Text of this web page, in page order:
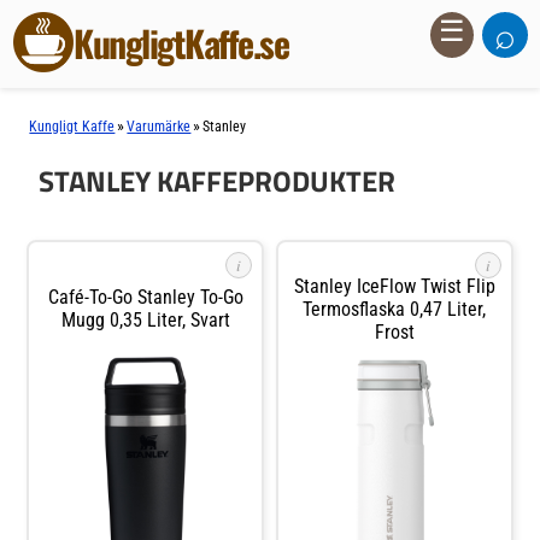
KungligtKaffe.se ☰ ⌕
Kungligt Kaffe »Varumärke »Stanley
STANLEY KAFFEPRODUKTER
i
Café-To-Go Stanley To-Go
Mugg 0,35 Liter, Svart
i
Stanley IceFlow Twist Flip
Termosflaska 0,47 Liter,
Frost